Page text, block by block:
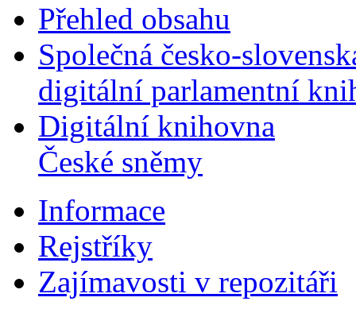
Přehled obsahu
Společná česko-
digitální parlamentní
Digitální knihovna
České sněmy
Informace
Rejstříky
Zajímavosti v repozitáři